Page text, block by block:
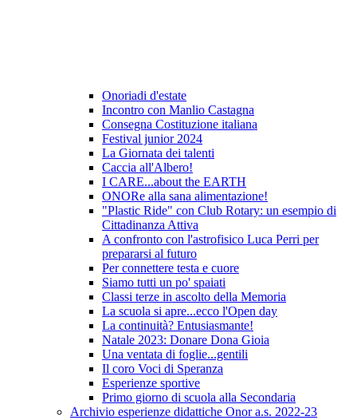
Onoriadi d'estate
Incontro con Manlio Castagna
Consegna Costituzione italiana
Festival junior 2024
La Giornata dei talenti
Caccia all'Albero!
I CARE...about the EARTH
ONORe alla sana alimentazione!
"Plastic Ride" con Club Rotary: un esempio di
Cittadinanza Attiva
A confronto con l'astrofisico Luca Perri per
prepararsi al futuro
Per connettere testa e cuore
Siamo tutti un po' spaiati
Classi terze in ascolto della Memoria
La scuola si apre...ecco l'Open day
La continuità? Entusiasmante!
Natale 2023: Donare Dona Gioia
Una ventata di foglie...gentili
Il coro Voci di Speranza
Esperienze sportive
Primo giorno di scuola alla Secondaria
Archivio esperienze didattiche Onor a.s. 2022-23